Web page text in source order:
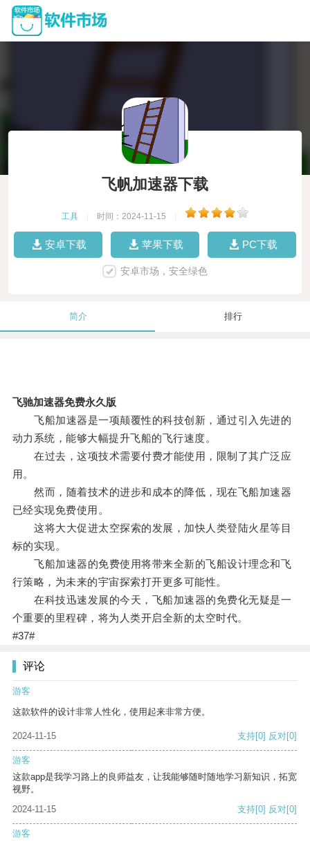
飞帆加速器下载
工具 时间：2024-11-15
安卓下载 苹果下载 PC下载
安卓市场，安全绿色
简介 排行
飞驰加速器免费永久版
飞船加速器是一项颠覆性的科技创新，通过引入先进的
动力系统，能够大幅提升飞船的飞行速度。
在过去，这项技术需要付费才能使用，限制了其广泛应
用。
然而，随着技术的进步和成本的降低，现在飞船加速器
已经实现免费使用。
这将大大促进太空探索的发展，加快人类登陆火星等目
标的实现。
飞船加速器的免费使用将带来全新的飞船设计理念和飞
行策略，为未来的宇宙探索打开更多可能性。
在科技迅速发展的今天，飞船加速器的免费化无疑是一
个重要的里程碑，将为人类开启全新的太空时代。
#37#
评论
游客
这款软件的设计非常人性化，使用起来非常方便。
2024-11-15 支持[0] 反对[0]
游客
这款app是我学习路上的良师益友，让我能够随时随地学习新知识，拓宽
视野。
2024-11-15
支持[0] 反对[0]
游客